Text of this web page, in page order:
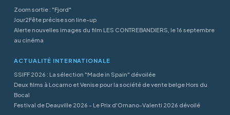
Zoom sortie : "Fjord"
Jour2Fête précise son line-up
Alerte nouvelles images du film LES CONTREBANDIERS, le 16 septembre
au cinéma
ACTUALITÉ INTERNATIONALE
SSIFF 2026 : La sélection "Made in Spain" dévoilée
Deux films à Locarno et Venise pour la société de vente belge Hors du
Bocal
Festival de Deauville 2026 - Le Prix d'Ornano-Valenti 2026 dévoilé